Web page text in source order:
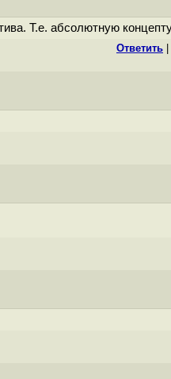
Т.е. абсолютную
Ответить